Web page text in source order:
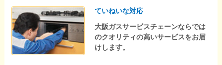
ていねいな対応
大阪ガスサービスチェーンならでは
のクオリティの高いサービスをお届
けします。